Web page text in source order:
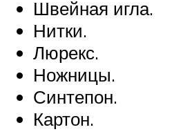
Швейная игла.
Нитки.
Люрекс.
Ножницы.
Синтепон.
Картон.